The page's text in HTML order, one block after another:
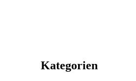
Kategorien